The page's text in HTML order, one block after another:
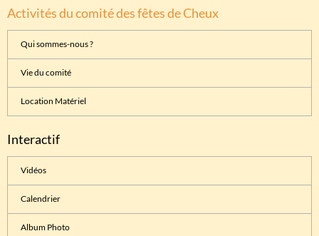
Activités du comité des fêtes de Cheux
Qui sommes-nous ?
Vie du comité
Location Matériel
Interactif
Vidéos
Calendrier
Album Photo